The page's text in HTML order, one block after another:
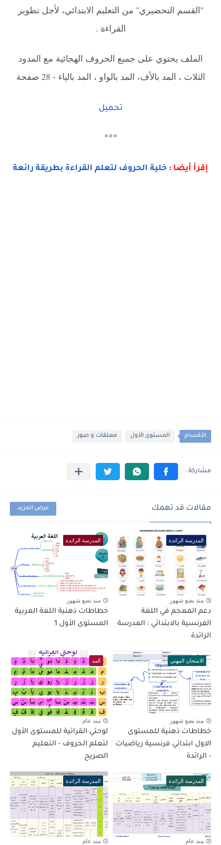
''القسم التحضيري'' من التعليم الابتدائي، لأجل تطوير
القراءة .
الملف يحتوي على جميع الحروف الهجائية مع المدود
الثلاث ، المد بالأف، المد بالواو ، المد بالياء - 28 صفحة
تحميل
***
إقرأ أيضا : خلية الحروف لتعلم القراءة بطريقة رائعة
الأقسام المستوى الأول معلقات و صور
مقالات قد تهمك عرض المزيد
المدرسة الرائدة
منذ بضع شهور
دعم المعجم في اللغة
الفرنسية بالابتدائي : المدرسة
الرائدة
المدرسة الرائدة
منذ بضع شهور
خطاطات ذهنية اللغة العربية
المستوى الأول 1
الامتحان المهني
منذ بضع شهور
خطاطات ذهنية للمستوى
الاول ابتدائي فرنسية رياضيات
- الرائدة
المد
منذ عام
لوحتي القرائية للمستوى الأول
لتعلم الحروف - التعليم
الصريح
المدرسة الرائدة
منذ عام
المدرسة الرائدة
منذ عام